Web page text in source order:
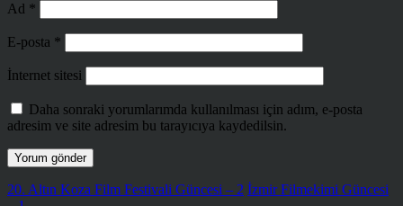
Ad *
E-posta *
İnternet sitesi
Daha sonraki yorumlarımda kullanılması için adım, e-posta
adresim ve site adresim bu tarayıcıya kaydedilsin.
20. Altın Koza Film Festivali Güncesi – 2 İzmir Filmekimi Güncesi